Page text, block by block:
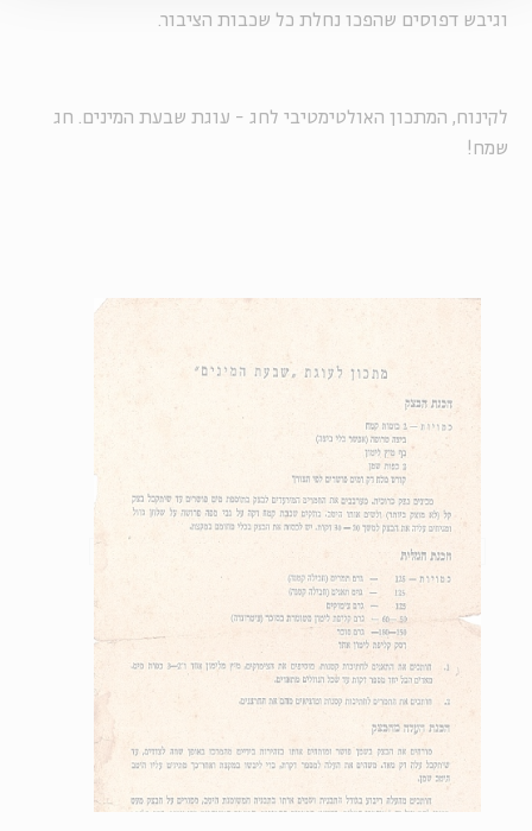
וגיבש דפוסים שהפכו נחלת כל שכבות הציבור.
לקינוח, המתכון האולטימטיבי לחג - עוגת שבעת המינים. חג
שמח!